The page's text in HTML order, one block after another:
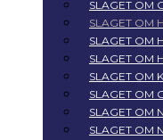
SLAGET OM
SLAGET OM
SLAGET OM
SLAGET OM
SLAGET OM
SLAGET OM
SLAGET OM
SLAGET OM